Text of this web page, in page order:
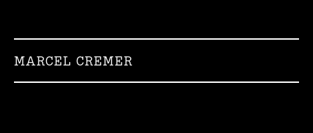
MARCEL CREMER